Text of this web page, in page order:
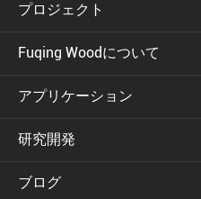
プロジェクト
Fuqing Woodについて
アプリケーション
研究開発
ブログ